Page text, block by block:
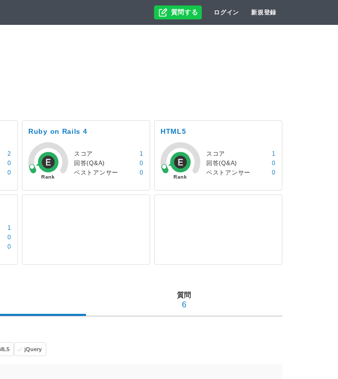
質問する ログイン 新規登録
2
0
0
Ruby on Rails 4
スコア
1
回答(Q&A)
0
ベストアンサー
0
HTML5
スコア
1
回答(Q&A)
0
ベストアンサー
0
1
0
0
質問
6
jQuery